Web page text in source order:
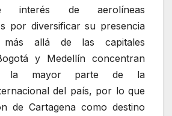
interés de aerolíneas
por diversificar su presencia
más allá de las capitales
y Medellín concentran
la mayor parte de la
del país, por lo que
de Cartagena como destino